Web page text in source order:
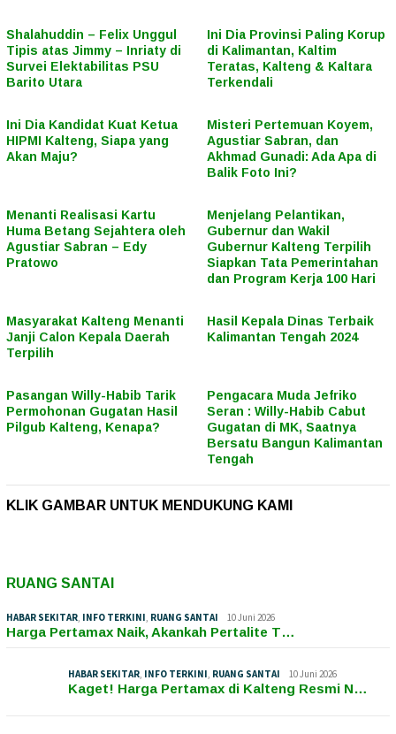
Shalahuddin – Felix Unggul
Tipis atas Jimmy – Inriaty di
Survei Elektabilitas PSU
Barito Utara
Ini Dia Provinsi Paling Korup
di Kalimantan, Kaltim
Teratas, Kalteng & Kaltara
Terkendali
Ini Dia Kandidat Kuat Ketua
HIPMI Kalteng, Siapa yang
Akan Maju?
Misteri Pertemuan Koyem,
Agustiar Sabran, dan
Akhmad Gunadi: Ada Apa di
Balik Foto Ini?
Menanti Realisasi Kartu
Huma Betang Sejahtera oleh
Agustiar Sabran – Edy
Pratowo
Menjelang Pelantikan,
Gubernur dan Wakil
Gubernur Kalteng Terpilih
Siapkan Tata Pemerintahan
dan Program Kerja 100 Hari
Masyarakat Kalteng Menanti
Janji Calon Kepala Daerah
Terpilih
Hasil Kepala Dinas Terbaik
Kalimantan Tengah 2024
Pasangan Willy-Habib Tarik
Permohonan Gugatan Hasil
Pilgub Kalteng, Kenapa?
Pengacara Muda Jefriko
Seran : Willy-Habib Cabut
Gugatan di MK, Saatnya
Bersatu Bangun Kalimantan
Tengah
KLIK GAMBAR UNTUK MENDUKUNG KAMI
RUANG SANTAI
HABAR SEKITAR, INFO TERKINI, RUANG SANTAI 10 Juni 2026
Harga Pertamax Naik, Akankah Pertalite T…
HABAR SEKITAR, INFO TERKINI, RUANG SANTAI 10 Juni 2026
Kaget! Harga Pertamax di Kalteng Resmi N…